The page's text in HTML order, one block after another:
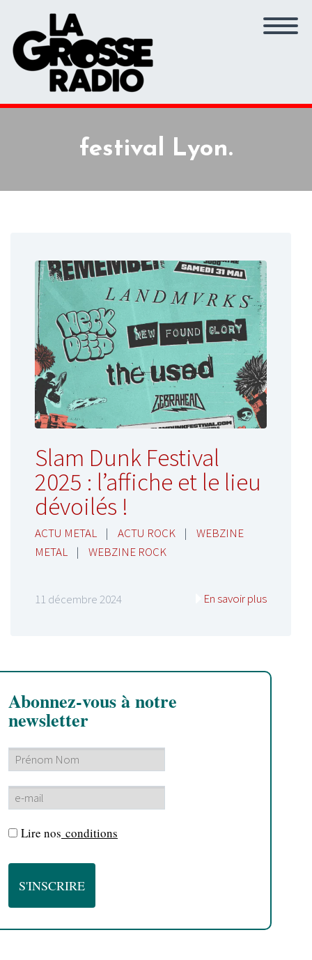
festival Lyon.
Slam Dunk Festival
2025 : l’affiche et le lieu
dévoilés !
ACTU METAL | ACTU ROCK |
WEBZINE
METAL
| WEBZINE ROCK
11 décembre 2024 En savoir plus
Abonnez-vous à notre
newsletter
Lire nos conditions